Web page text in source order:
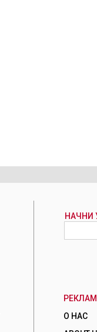
О НАС